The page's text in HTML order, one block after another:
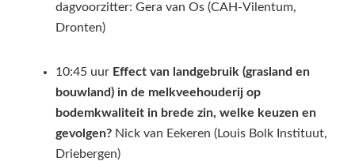
dagvoorzitter: Gera van Os (CAH-Vilentum,
Dronten)
10:45 uur Effect van landgebruik (grasland en
bouwland) in de melkveehouderij op
bodemkwaliteit in brede zin, welke keuzen en
gevolgen? Nick van Eekeren (Louis Bolk Instituut,
Driebergen)